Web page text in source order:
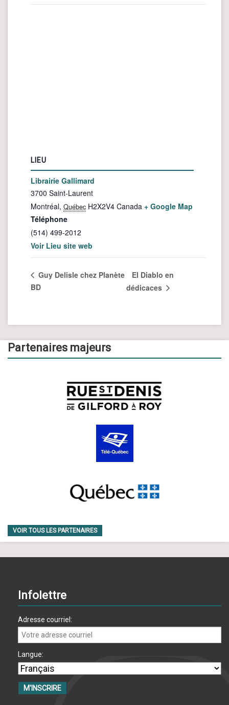
LIEU
Librairie Gallimard
3700 Saint-Laurent
Montréal, Québec H2X2V4 Canada + Google Map
Téléphone
(514) 499-2012
Voir Lieu site web
Guy Delisle chez Planète
BD
El Diablo en
dédicaces
Partenaires majeurs
VOIR TOUS LES PARTENAIRES
Infolettre
Adresse courriel:
Langue: